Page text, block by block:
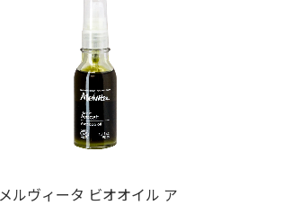
メルヴィータ ビオオイル ア